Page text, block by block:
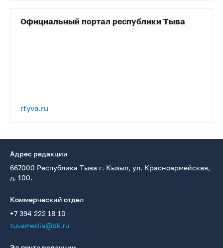
Официальный портал республики Тыва
rtyva.ru
Адрес редакции
667000 Республика Тыва г. Кызыл, ул. Красноармейская,
д. 100.
Коммерческий отдел
+7 394 222 18 10
tuvamedia@bk.ru